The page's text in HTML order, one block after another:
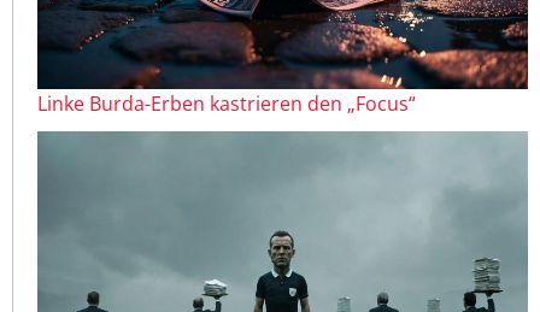
Linke Burda-Erben kastrieren den „Focus“